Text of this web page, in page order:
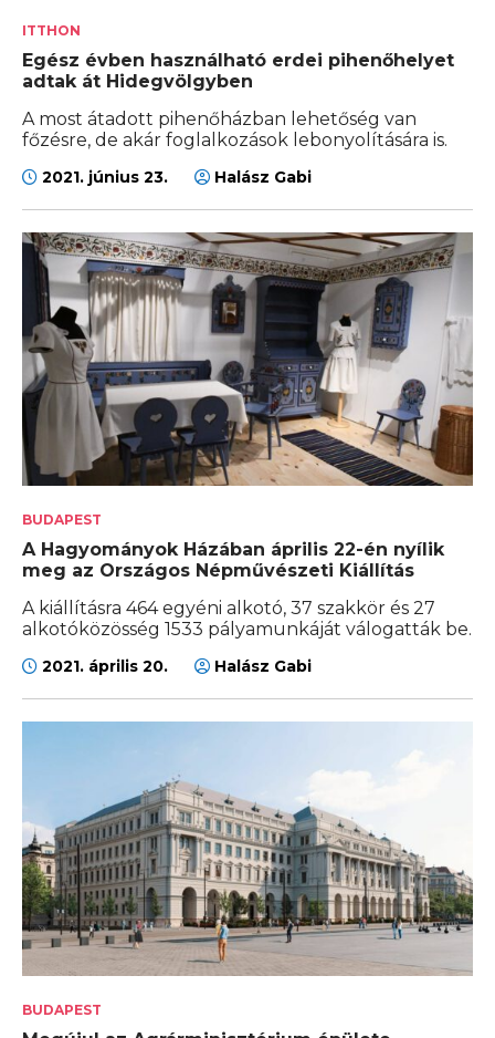
ITTHON
Egész évben használható erdei pihenőhelyet
adtak át Hidegvölgyben
A most átadott pihenőházban lehetőség van
főzésre, de akár foglalkozások lebonyolítására is.
2021. június 23. Halász Gabi
BUDAPEST
A Hagyományok Házában április 22-én nyílik
meg az Országos Népművészeti Kiállítás
A kiállításra 464 egyéni alkotó, 37 szakkör és 27
alkotóközösség 1533 pályamunkáját válogatták be.
2021. április 20. Halász Gabi
BUDAPEST